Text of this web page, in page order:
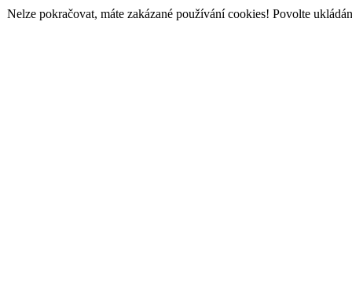
Nelze pokračovat, máte zakázané používání cookies! Povolte